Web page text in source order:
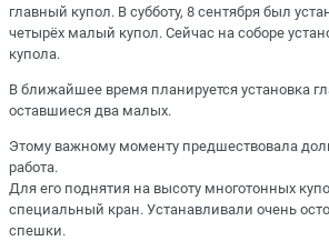
главный купол. В субботу, 8 сентября был
четырёх малый купол. Сейчас на соборе
купола.
В ближайшее время планируется установка
оставшиеся два малых.
Этому важному моменту предшествовала
работа.
Для его поднятия на высоту многотонных
специальный кран. Устанавливали очень
спешки.